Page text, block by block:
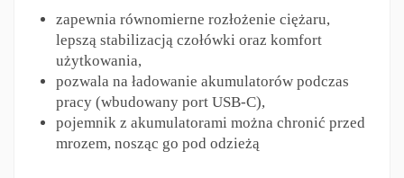
zapewnia równomierne rozłożenie ciężaru,
lepszą stabilizacją czołówki oraz komfort
użytkowania,
pozwala na ładowanie akumulatorów podczas
pracy (wbudowany port USB-C),
pojemnik z akumulatorami można chronić przed
mrozem, nosząc go pod odzieżą